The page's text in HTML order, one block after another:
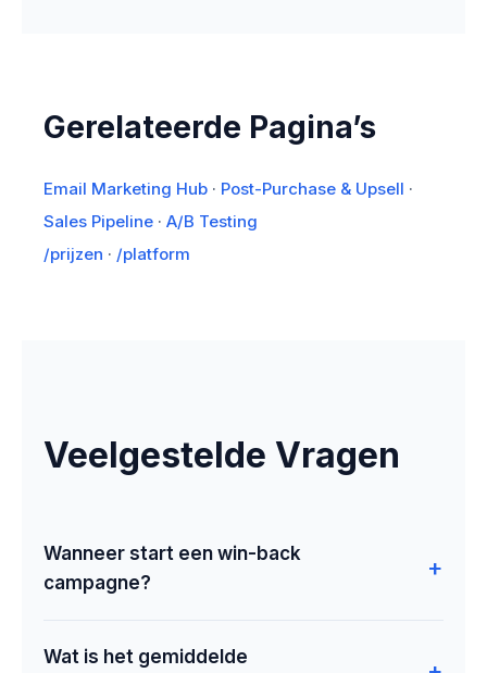
Gerelateerde Pagina’s
Email Marketing Hub · Post-Purchase & Upsell ·
Sales Pipeline · A/B Testing
/prijzen · /platform
Veelgestelde Vragen
Wanneer start een win-back
campagne?
Wat is het gemiddelde